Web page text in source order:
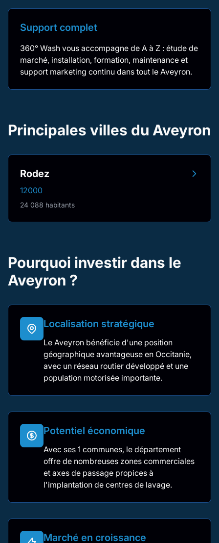
Support complet
360° Wash vous accompagne de A à Z : étude de
marché, installation, formation, maintenance et
support marketing continu dans tout le Aveyron.
Principales villes du Aveyron
Rodez
12000
24 088 habitants
Pourquoi investir dans le
Aveyron ?
Localisation stratégique
Le Aveyron bénéficie d'une position
géographique avantageuse en Occitanie,
avec un réseau routier développé et une
population motorisée importante.
Potentiel économique
Avec ses 1 communes, le département
offre de nombreuses zones commerciales
et axes de passage propices à
l'implantation de centres de lavage.
Marché en croissance